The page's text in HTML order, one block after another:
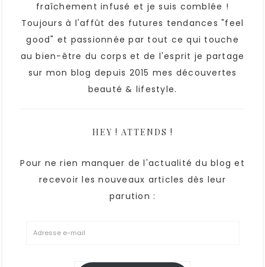
fraîchement infusé et je suis comblée !
Toujours à l'affût des futures tendances "feel
good" et passionnée par tout ce qui touche
au bien-être du corps et de l'esprit je partage
sur mon blog depuis 2015 mes découvertes
beauté & lifestyle.
HEY ! ATTENDS !
Pour ne rien manquer de l'actualité du blog et
recevoir les nouveaux articles dès leur
parution :